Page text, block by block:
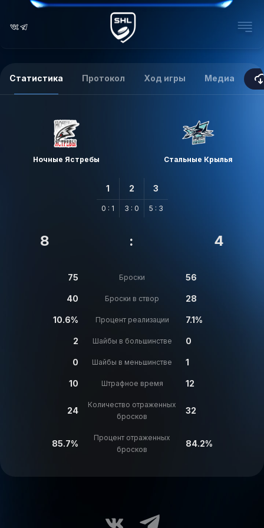
Статистика Протокол Ход игры Медиа
Ночные Ястребы Стальные Крылья
1
0 : 1
2
3 : 0
3
5 : 3
8 : 4
75 Броски 56
40 Броски в створ 28
10.6% Процент реализации 7.1%
2 Шайбы в большинстве 0
0 Шайбы в меньшинстве 1
10 Штрафное время 12
24
Количество отраженных
бросков
32
85.7%
Процент отраженных
бросков
84.2%